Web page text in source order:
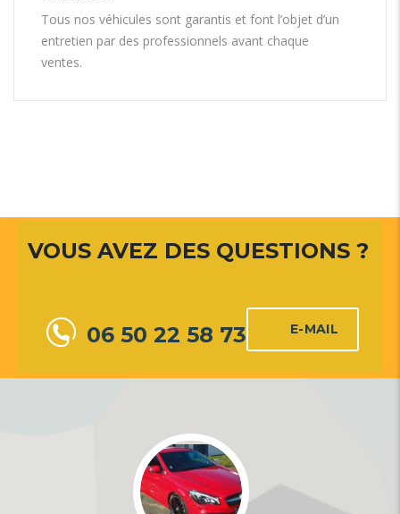
Tous nos véhicules sont garantis et font l’objet d’un
entretien par des professionnels avant chaque
ventes.
VOUS AVEZ DES QUESTIONS ?
E-MAIL
06 50 22 58 73